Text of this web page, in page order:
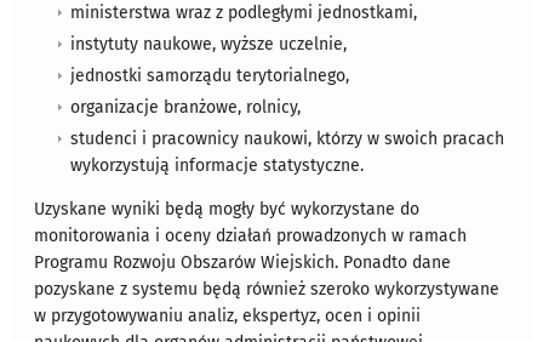
ministerstwa wraz z podległymi jednostkami,
instytuty naukowe, wyższe uczelnie,
jednostki samorządu terytorialnego,
organizacje branżowe, rolnicy,
studenci i pracownicy naukowi, którzy w swoich pracach
wykorzystują informacje statystyczne.
Uzyskane wyniki będą mogły być wykorzystane do
monitorowania i oceny działań prowadzonych w ramach
Programu Rozwoju Obszarów Wiejskich. Ponadto dane
pozyskane z systemu będą również szeroko wykorzystywane
w przygotowywaniu analiz, ekspertyz, ocen i opinii